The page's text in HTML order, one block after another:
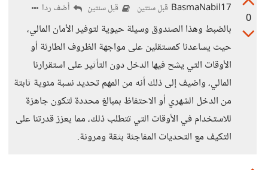
0
BasmaNabil17 قبل سنتين قبل سنتين أضف ردا
بالضبط وهذا الصندوق وسيلة حيوية لتوفير الأمان المالي،
حيث يساعدنا كمستقلين على مواجهة الظروف الطارئة أو
الأوقات التي يشح فيها الدخل دون التأثير على استقرارنا
المالي، واضيف إلى ذلك أنه من المهم تحديد نسبة مئوية ثابتة
من الدخل الشهري أو الاحتفاظ بمبالغ محددة لتكون جاهزة
للاستخدام في الأوقات التي تتطلب ذلك، مما يعزز قدرتنا على
التكيف مع التحديات المفاجئة بثقة ومرونة.